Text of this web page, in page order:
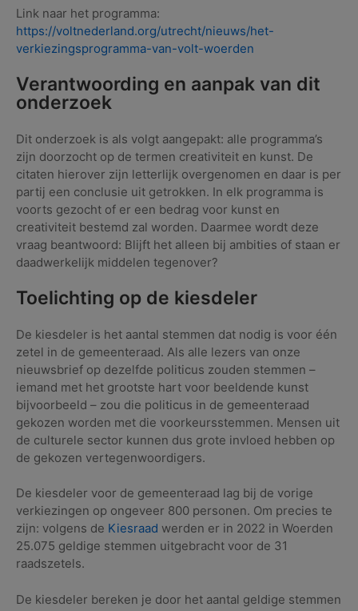
Link naar het programma:
https://voltnederland.org/utrecht/nieuws/het-
verkiezingsprogramma-van-volt-woerden
Verantwoording en aanpak van dit
onderzoek
Dit onderzoek is als volgt aangepakt: alle programma’s
zijn doorzocht op de termen creativiteit en kunst. De
citaten hierover zijn letterlijk overgenomen en daar is per
partij een conclusie uit getrokken. In elk programma is
voorts gezocht of er een bedrag voor kunst en
creativiteit bestemd zal worden. Daarmee wordt deze
vraag beantwoord: Blijft het alleen bij ambities of staan er
daadwerkelijk middelen tegenover?
Toelichting op de kiesdeler
De kiesdeler is het aantal stemmen dat nodig is voor één
zetel in de gemeenteraad. Als alle lezers van onze
nieuwsbrief op dezelfde politicus zouden stemmen –
iemand met het grootste hart voor beeldende kunst
bijvoorbeeld – zou die politicus in de gemeenteraad
gekozen worden met die voorkeursstemmen. Mensen uit
de culturele sector kunnen dus grote invloed hebben op
de gekozen vertegenwoordigers.
De kiesdeler voor de gemeenteraad lag bij de vorige
verkiezingen op ongeveer 800 personen. Om precies te
zijn: volgens de Kiesraad werden er in 2022 in Woerden
25.075 geldige stemmen uitgebracht voor de 31
raadszetels.
De kiesdeler bereken je door het aantal geldige stemmen